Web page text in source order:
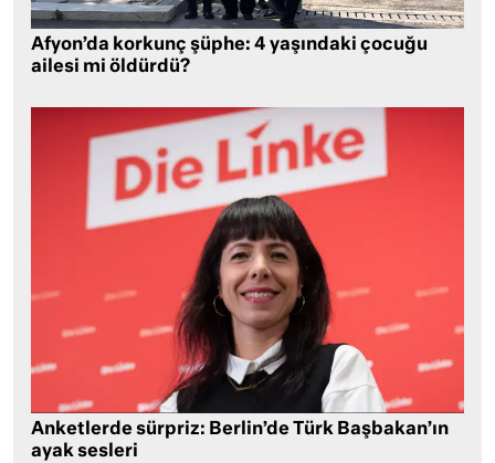
Afyon’da korkunç şüphe: 4 yaşındaki çocuğu
ailesi mi öldürdü?
Anketlerde sürpriz: Berlin’de Türk Başbakan’ın
ayak sesleri